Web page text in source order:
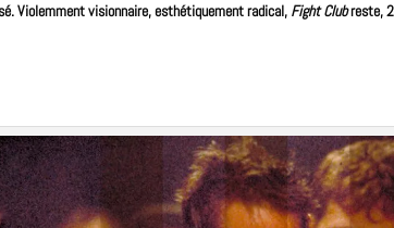
Violemment visionnaire, esthétiquement radical, Fight Clubreste,